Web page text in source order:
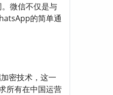
微信不仅是与
的简单通
密技术，这一
所有在中国运营